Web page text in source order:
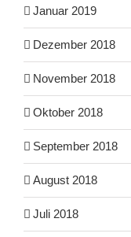
Januar 2019
Dezember 2018
November 2018
Oktober 2018
September 2018
August 2018
Juli 2018